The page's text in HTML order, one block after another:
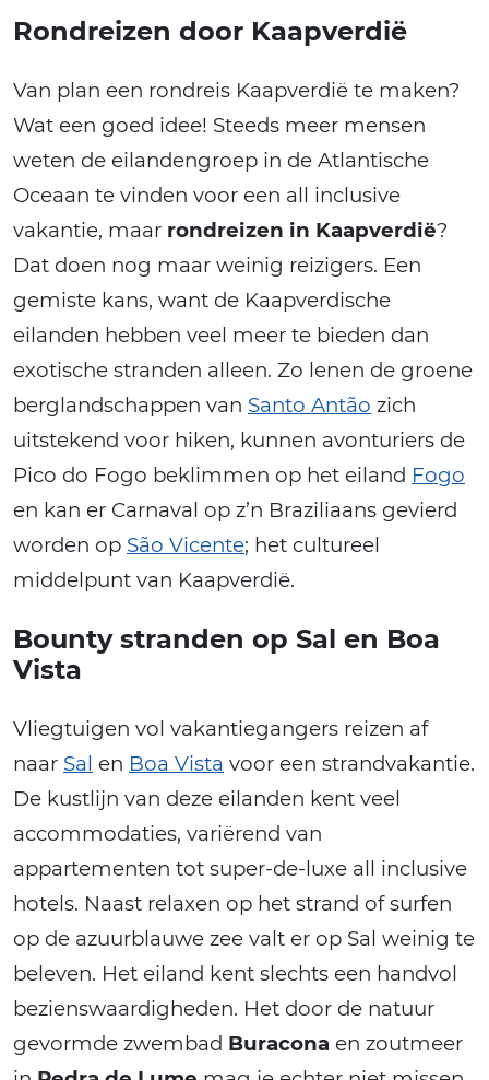
Rondreizen door Kaapverdië
Van plan een rondreis Kaapverdië te maken?
Wat een goed idee! Steeds meer mensen
weten de eilandengroep in de Atlantische
Oceaan te vinden voor een all inclusive
vakantie, maar rondreizen in Kaapverdië?
Dat doen nog maar weinig reizigers. Een
gemiste kans, want de Kaapverdische
eilanden hebben veel meer te bieden dan
exotische stranden alleen. Zo lenen de groene
berglandschappen van Santo Antão zich
uitstekend voor hiken, kunnen avonturiers de
Pico do Fogo beklimmen op het eiland Fogo
en kan er Carnaval op z’n Braziliaans gevierd
worden op São Vicente; het cultureel
middelpunt van Kaapverdië.
Bounty stranden op Sal en Boa
Vista
Vliegtuigen vol vakantiegangers reizen af
naar Sal en Boa Vista voor een strandvakantie.
De kustlijn van deze eilanden kent veel
accommodaties, variërend van
appartementen tot super-de-luxe all inclusive
hotels. Naast relaxen op het strand of surfen
op de azuurblauwe zee valt er op Sal weinig te
beleven. Het eiland kent slechts een handvol
bezienswaardigheden. Het door de natuur
gevormde zwembad Buracona en zoutmeer